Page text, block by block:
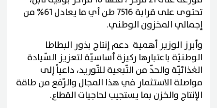
تحتوى على قرابة 7516 طن أي ما يعادل 61% من
إجمالي المخزون الوطني.
وأبرز الوزير أهمية دعم إنتاج بذور البطاطا
الوطنيّة باعتبارها ركيزة أساسيّة لتعزيز السّيادة
الغذائيّة والحدّ من التّبعية للتّوريد، داعياً إلى
مواصلة الاستثمار في هذا المجال والرّفع من طاقة
الإنتاج والخزن بما يستجيب لحاجيات القطاع.